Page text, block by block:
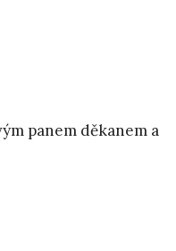
panem děkanem a